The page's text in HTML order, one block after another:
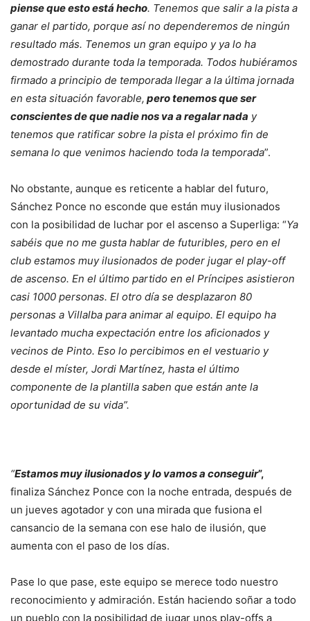
piense que esto está hecho. Tenemos que salir a la pista a
ganar el partido, porque así no dependeremos de ningún
resultado más. Tenemos un gran equipo y ya lo ha
demostrado durante toda la temporada. Todos hubiéramos
firmado a principio de temporada llegar a la última jornada
en esta situación favorable, pero tenemos que ser
conscientes de que nadie nos va a regalar nada y
tenemos que ratificar sobre la pista el próximo fin de
semana lo que venimos haciendo toda la temporada”.
No obstante, aunque es reticente a hablar del futuro,
Sánchez Ponce no esconde que están muy ilusionados
con la posibilidad de luchar por el ascenso a Superliga: “Ya
sabéis que no me gusta hablar de futuribles, pero en el
club estamos muy ilusionados de poder jugar el play-off
de ascenso. En el último partido en el Príncipes asistieron
casi 1000 personas. El otro día se desplazaron 80
personas a Villalba para animar al equipo. El equipo ha
levantado mucha expectación entre los aficionados y
vecinos de Pinto. Eso lo percibimos en el vestuario y
desde el míster, Jordi Martínez, hasta el último
componente de la plantilla saben que están ante la
oportunidad de su vida”.
“Estamos muy ilusionados y lo vamos a conseguir”,
finaliza Sánchez Ponce con la noche entrada, después de
un jueves agotador y con una mirada que fusiona el
cansancio de la semana con ese halo de ilusión, que
aumenta con el paso de los días.
Pase lo que pase, este equipo se merece todo nuestro
reconocimiento y admiración. Están haciendo soñar a todo
un pueblo con la posibilidad de jugar unos play-offs a